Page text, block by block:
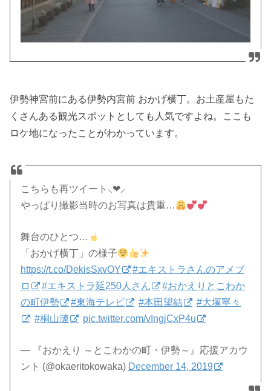
伊勢神宮前にある伊勢内宮前 おかげ横丁。お土産屋もた
くさんある観光スポットとしても人気ですよね。ここも
ロケ地になったことがわかっています。
こちらも再ツイート⸜❤︎⸝
やっぱり撮影当時のお写真は貴重…
舞台のひとつ…
「おかげ横丁」の様子
https://t.co/DekisSxvOY
#エキストラさんのアメブ
ロ
#エキストラ延250人さん
#おかえりとこわか
の町伊勢
#東海テレビ #本田望結
#大塚寧々
#桐山漣
pic.twitter.com/vIngjCxP4u
— 『おかえり ～とこわかの町・伊勢～』応援アカウ
ント (@okaeritokowaka) December 14, 2019